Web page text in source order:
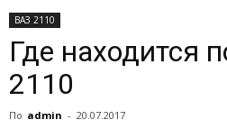
ВАЗ 2110
Где находится
2110
По admin - 20.07.2017